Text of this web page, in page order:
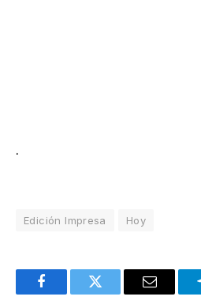
.
Edición Impresa Hoy
FacebookTwitter Email